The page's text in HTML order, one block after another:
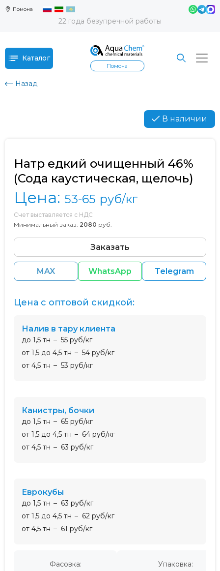
Помона
22 года безупречной работы
Каталог
Помона
Назад
В наличии
Натр едкий очищенный 46%
(Сода каустическая, щелочь)
Цена: 53-65 руб/кг
Счет выставляется с НДС
Минимальный заказ: 2080 руб.
Заказать
MAX WhatsApp Telegram
Фасовка:
Упаковка:
Цена с оптовой скидкой:
налив в тару клиента
до 1,5 тн
55 руб/кг
от 1,5 до 4,5 тн
54 руб/кг
от 4,5 тн
53 руб/кг
канистры, бочки
до 1,5 тн
65 руб/кг
от 1,5 до 4,5 тн
64 руб/кг
от 4,5 тн
63 руб/кг
еврокубы
до 1,5 тн
63 руб/кг
от 1,5 до 4,5 тн
62 руб/кг
от 4,5 тн
61 руб/кг